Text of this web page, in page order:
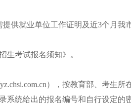
就业单位工作证明及近3个月我
考试报名须知》。
），按教育部、考生所
统给出的报名编号和自行设定